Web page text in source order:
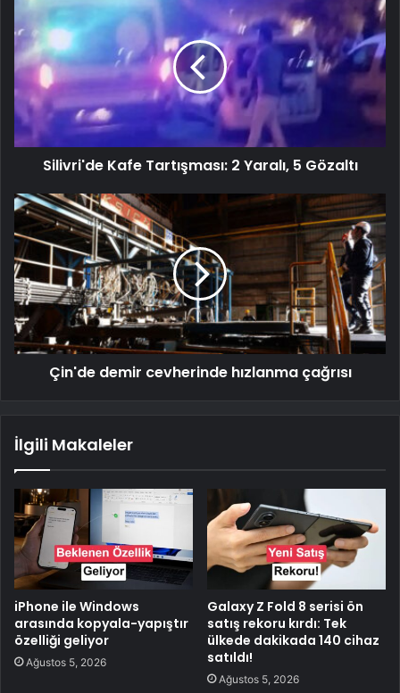
Silivri'de Kafe Tartışması: 2 Yaralı, 5 Gözaltı
Çin'de demir cevherinde hızlanma çağrısı
İlgili Makaleler
iPhone ile Windows
arasında kopyala-yapıştır
özelliği geliyor
Ağustos 5, 2026
Galaxy Z Fold 8 serisi ön
satış rekoru kırdı: Tek
ülkede dakikada 140 cihaz
satıldı!
Ağustos 5, 2026